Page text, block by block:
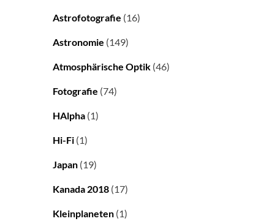
Astrofotografie (16)
Astronomie (149)
Atmosphärische Optik (46)
Fotografie (74)
HAlpha (1)
Hi-Fi (1)
Japan (19)
Kanada 2018 (17)
Kleinplaneten (1)